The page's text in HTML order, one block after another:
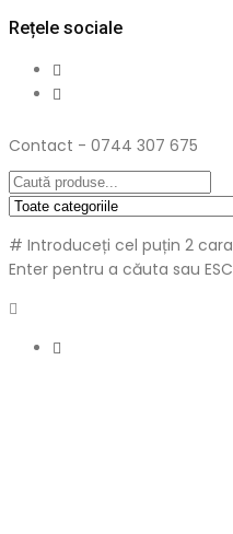
Rețele sociale
Contact - 0744 307 675
# Introduceți cel puțin 2
Enter pentru a căuta sau